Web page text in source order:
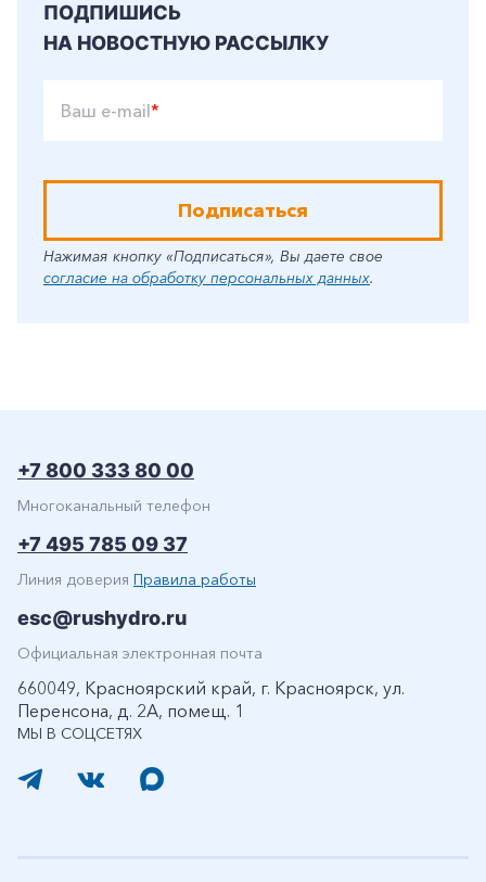
ПОДПИШИСЬ
НА НОВОСТНУЮ РАССЫЛКУ
Ваш e-mail*
Подписаться
Нажимая кнопку «Подписаться», Вы даете свое
согласие на обработку персональных данных.
МЫ В СОЦСЕТЯХ
+7 800 333 80 00
Многоканальный телефон
+7 495 785 09 37
Линия доверия Правила работы
esc@rushydro.ru
Официальная электронная почта
660049, Красноярский край, г. Красноярск, ул.
Перенсона, д. 2А, помещ. 1